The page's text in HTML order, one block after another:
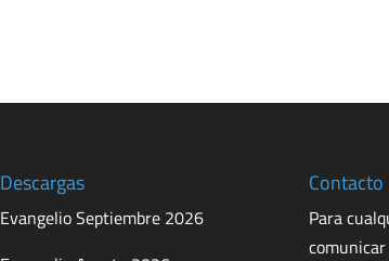
Descargas
Evangelio Septiembre 2026
Contacto
Para